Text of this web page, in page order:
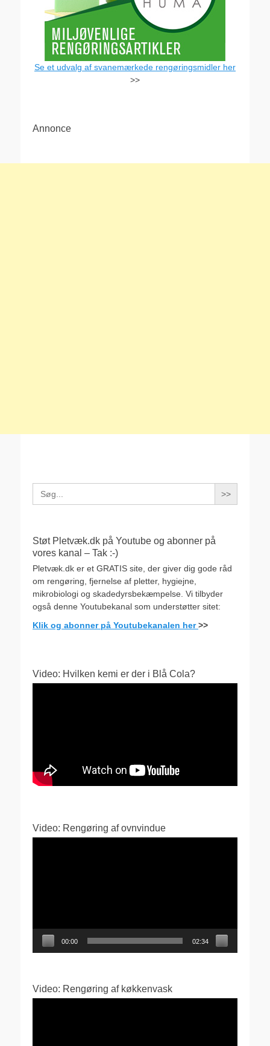
Se et udvalg af svanemærkede rengøringsmidler her
>>
Annonce
Search
for:
Støt Pletvæk.dk på Youtube og abonner på
vores kanal – Tak :-)
Pletvæk.dk er et GRATIS site, der giver dig gode råd
om rengøring, fjernelse af pletter, hygiejne,
mikrobiologi og skadedyrsbekæmpelse. Vi tilbyder
også denne Youtubekanal som understøtter sitet:
Klik og abonner på Youtubekanalen her>>
Video: Hvilken kemi er der i Blå Cola?
Video: Rengøring af ovnvindue
00:00 02:34
Video: Rengøring af køkkenvask